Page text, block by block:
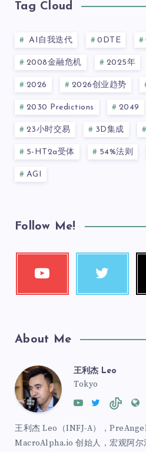
Tag Cloud
AI自我迭代 0DTE
2008金融危机 2025年
2026 2026创业趋势
2030 Predictions 2049
23小时交易 3D集成
5-HT2a受体 54%法则
AGI
Follow Me!
About Me
王利杰 Leo
Tokyo
王利杰 Leo（INFJ-A），
MacroAlpha.io 创始人，宏观阿尔